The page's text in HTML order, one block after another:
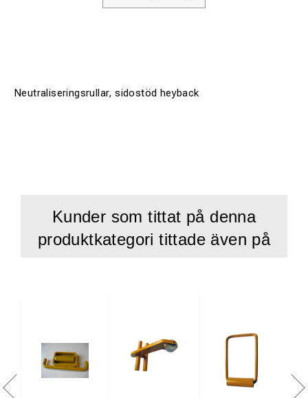
Neutraliseringsrullar, sidostöd heyback
Kunder som tittat på denna
produktkategori tittade även på